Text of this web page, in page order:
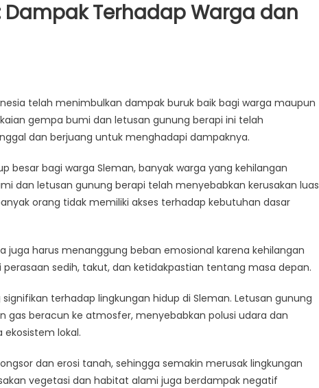
Terhadap Warga dan
telah menimbulkan dampak buruk baik bagi warga maupun
gempa bumi dan letusan gunung berapi ini telah
dan berjuang untuk menghadapi dampaknya.
bagi warga Sleman, banyak warga yang kehilangan
dan letusan gunung berapi telah menyebabkan kerusakan luas
orang tidak memiliki akses terhadap kebutuhan dasar
juga harus menanggung beban emosional karena kehilangan
sedih, takut, dan ketidakpastian tentang masa depan.
terhadap lingkungan hidup di Sleman. Letusan gunung
gas beracun ke atmosfer, menyebabkan polusi udara dan
lokal.
dan erosi tanah, sehingga semakin merusak lingkungan
vegetasi dan habitat alami juga berdampak negatif